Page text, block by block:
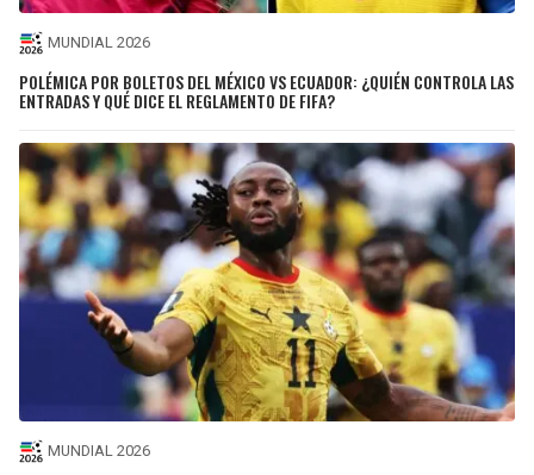
MUNDIAL 2026
POLÉMICA POR BOLETOS DEL MÉXICO VS ECUADOR: ¿QUIÉN CONTROLA LAS
ENTRADAS Y QUÉ DICE EL REGLAMENTO DE FIFA?
MUNDIAL 2026